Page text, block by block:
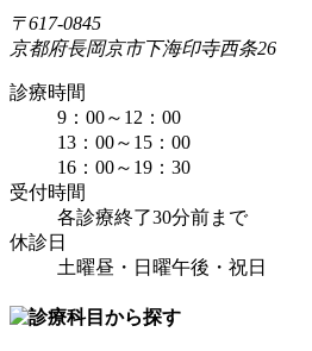
〒617-0845
京都府長岡京市下海印寺西条26
診療時間
9：00～12：00
13：00～15：00
16：00～19：30
受付時間
各診療終了30分前まで
休診日
土曜昼・日曜午後・祝日